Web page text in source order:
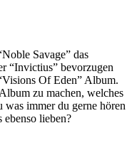
Savage” das
“Invictius” bevorzugen
Of Eden” Album.
zu machen, welches
was immer du gerne hören
ebenso lieben?